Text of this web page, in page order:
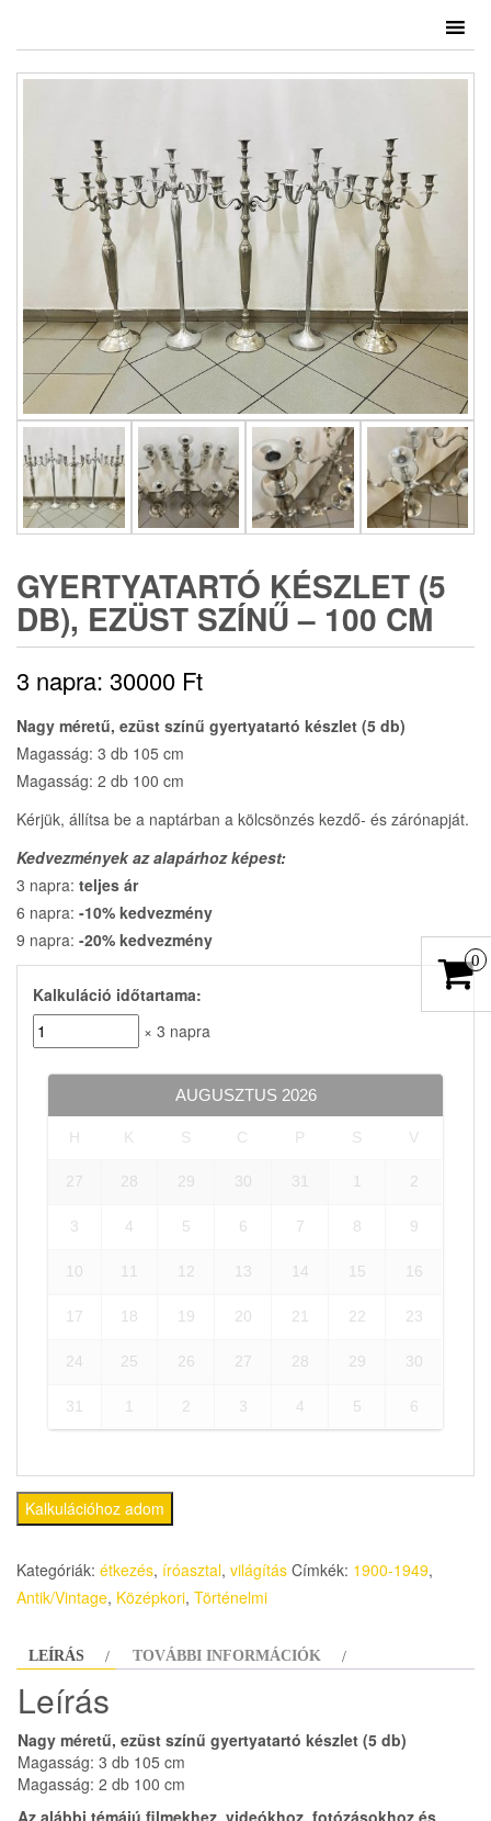
GYERTYATARTÓ KÉSZLET (5
DB), EZÜST SZÍNŰ – 100 CM
3 napra: 30000 Ft
Nagy méretű, ezüst színű gyertyatartó készlet (5 db)
Magasság: 3 db 105 cm
Magasság: 2 db 100 cm
Kérjük, állítsa be a naptárban a kölcsönzés kezdő- és zárónapját.
Kedvezmények az alapárhoz képest:
3 napra: teljes ár
6 napra: -10% kedvezmény
9 napra: -20% kedvezmény
Kalkuláció időtartama:
× 3 napra
AUGUSZTUS 2026
H K S C P S V
27 28 29 30 31 1 2
3 4 5 6 7 8 9
10 11 12 13 14 15 16
17 18 19 20 21 22 23
24 25 26 27 28 29 30
31 1 2 3 4 5 6
Kalkulációhoz adom
Kategóriák: étkezés, íróasztal, világítás Címkék: 1900-1949,
Antik/Vintage, Középkori, Történelmi
LEÍRÁS TOVÁBBI INFORMÁCIÓK
Leírás
Nagy méretű, ezüst színű gyertyatartó készlet (5 db)
Magasság: 3 db 105 cm
Magasság: 2 db 100 cm
0